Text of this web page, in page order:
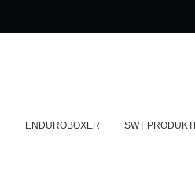
ENDUROBOXER SWT